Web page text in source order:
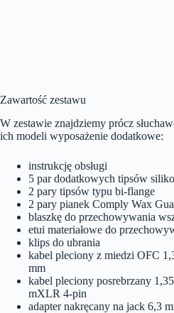
Zawartość zestawu
W zestawie znajdziemy prócz
ich modeli wyposażenie dodatkowe:
instrukcję obsługi
5 par dodatkowych tipsów
2 pary tipsów typu bi-flange
2 pary pianek Comply Wax
blaszkę do przechowywania
etui materiałowe do
klips do ubrania
kabel pleciony z miedzi OFC
mm
kabel pleciony posrebrzany
mXLR 4-pin
adapter nakręcany na jack 6,3